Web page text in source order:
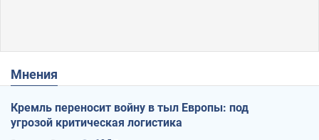
Мнения
Кремль переносит войну в тыл Европы: под
угрозой критическая логистика